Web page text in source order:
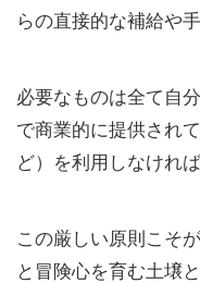
らの直接的な補給や
必要なものは全て自
で商業的に提供され
ど）を利用しなけれ
この厳しい原則こそ
と冒険心を育む土壌